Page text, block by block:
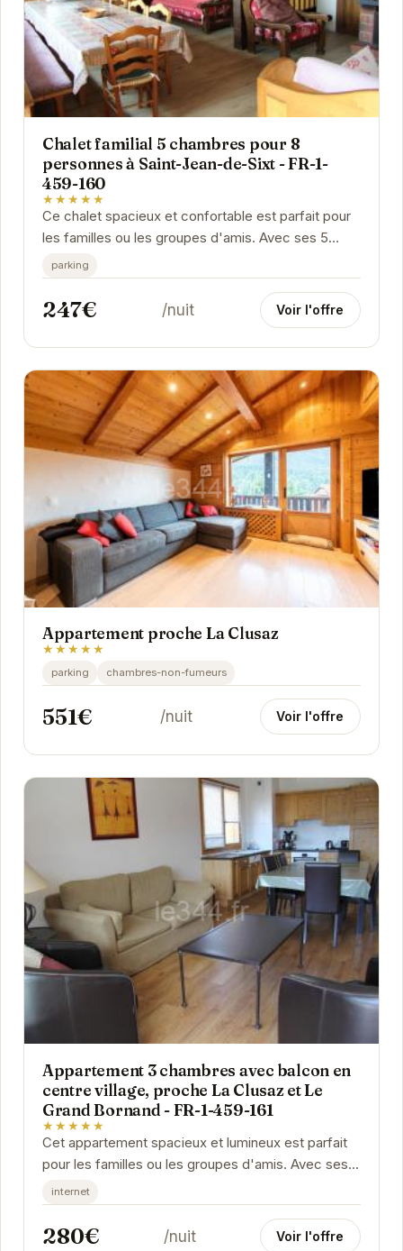
Chalet familial 5 chambres pour 8
personnes à Saint-Jean-de-Sixt - FR-1-
459-160
★★★★★
Ce chalet spacieux et confortable est parfait pour
les familles ou les groupes d'amis. Avec ses 5
chambres, il peut accueillir jusqu'à 8 personnes....
parking
247€ /nuit Voir l'offre
Appartement proche La Clusaz
★★★★★
parking chambres-non-fumeurs
551€ /nuit Voir l'offre
Appartement 3 chambres avec balcon en
centre village, proche La Clusaz et Le
Grand Bornand - FR-1-459-161
★★★★★
Cet appartement spacieux et lumineux est parfait
pour les familles ou les groupes d'amis. Avec ses
trois chambres confortables, son balcon offrant...
internet
280€ /nuit Voir l'offre